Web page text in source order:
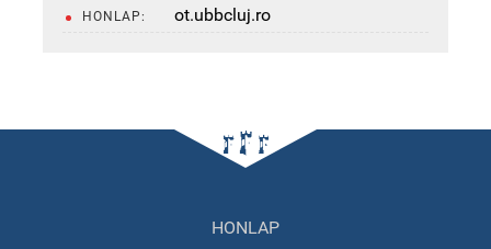
HONLAP: ot.ubbcluj.ro
HONLAP